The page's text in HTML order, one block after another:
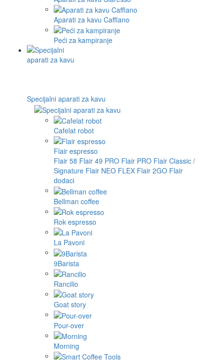
Aparati za kavu Cafflano
Peći za kampiranje
Specijalni aparati za kavu
Cafelat robot
Flair espresso
Flair 58 Flair 49 PRO Flair PRO Flair Classic /
Signature Flair NEO FLEX Flair 2GO Flair
dodaci
Bellman coffee
Rok espresso
La Pavoni
9Barista
Rancilio
Goat story
Pour-over
Morning